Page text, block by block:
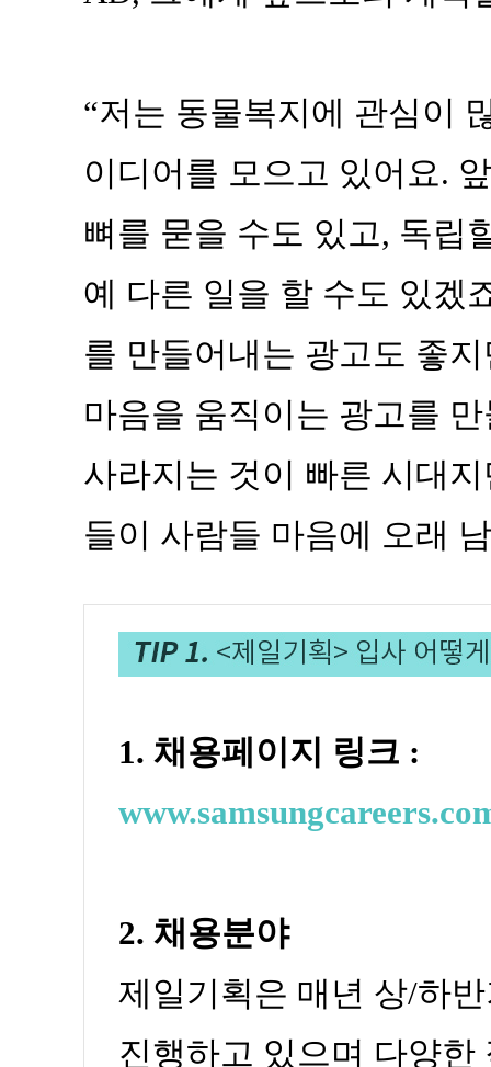
“저는 동물복지에 관심이
이디어를 모으고 있어요.
뼈를 묻을 수도 있고, 독립
예 다른 일을 할 수도 있겠
를 만들어내는 광고도 좋
마음을 움직이는 광고를
사라지는 것이 빠른 시대
들이 사람들 마음에 오래
1. 채용페이지 링크 :
2. 채용분야
제일기획은 매년 상/하
진행하고 있으며 다양한